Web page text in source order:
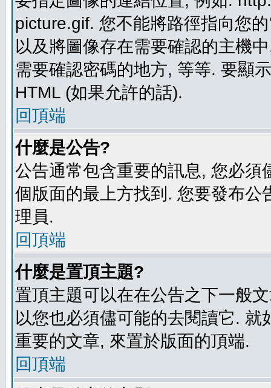
picture.gif. 您不能將路徑指向您
以及將圖像存在需要確認的主機
需要確認密碼的地方, 等等. 要顯
HTML (如果允許的話).
回頂端
什麼是公告?
公告通常包含重要的訊息, 您必
個版面的最上方找到. 您要發布
理員.
回頂端
什麼是置頂主題?
置頂主題可以在在公告之下一般
以您也必須儘可能的去閱讀它.
重要的文章, 來置於版面的頂端.
回頂端